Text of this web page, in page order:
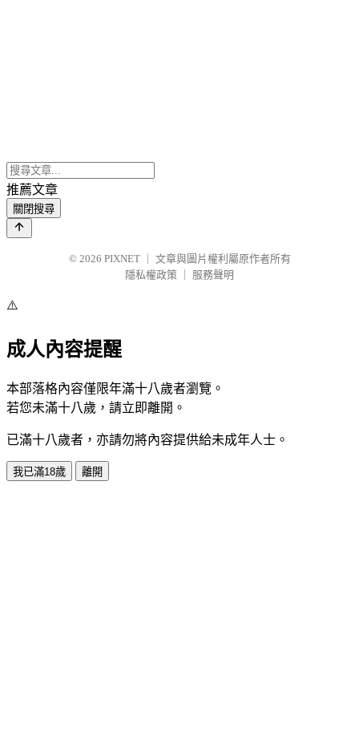
推薦文章
關閉搜尋
© 2026 PIXNET
文章與圖片權利屬原作者所有
隱私權政策
服務聲明
⚠️
成人內容提醒
本部落格內容僅限年滿十八歲者瀏覽。
若您未滿十八歲，請立即離開。
已滿十八歲者，亦請勿將內容提供給未成年人士。
我已滿18歲 離開